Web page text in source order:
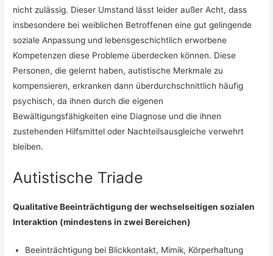
nicht zulässig. Dieser Umstand lässt leider außer Acht, dass
insbesondere bei weiblichen Betroffenen eine gut gelingende
soziale Anpassung und lebensgeschichtlich erworbene
Kompetenzen diese Probleme überdecken können. Diese
Personen, die gelernt haben, autistische Merkmale zu
kompensieren, erkranken dann überdurchschnittlich häufig
psychisch, da ihnen durch die eigenen
Bewältigungsfähigkeiten eine Diagnose und die ihnen
zustehenden Hilfsmittel oder Nachteilsausgleiche verwehrt
bleiben.
Autistische Triade
Qualitative Beeinträchtigung der wechselseitigen sozialen
Interaktion (mindestens in zwei Bereichen)
Beeinträchtigung bei Blickkontakt, Mimik, Körperhaltung